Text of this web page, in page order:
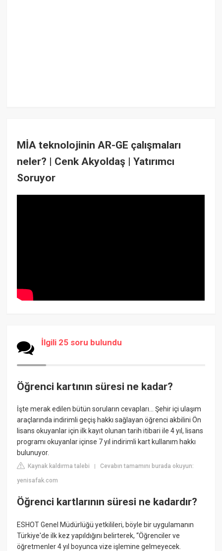
MİA teknolojinin AR-GE çalışmaları
neler? | Cenk Akyoldaş | Yatırımcı
Soruyor
İlgili 25 soru bulundu
Öğrenci kartının süresi ne kadar?
İşte merak edilen bütün soruların cevapları... Şehir içi ulaşım
araçlarında indirimli geçiş hakkı sağlayan öğrenci akbilini Ön
lisans okuyanlar için ilk kayıt olunan tarih itibari ile 4 yıl, lisans
programı okuyanlar içinse 7 yıl indirimli kart kullanım hakkı
bulunuyor.
Kaynak kaldırma talebi |Cevabın tamamını burada okuyun:
yenisafak.com
Öğrenci kartlarının süresi ne kadardır?
ESHOT Genel Müdürlüğü yetkilileri, böyle bir uygulamanın
Türkiye'de ilk kez yapıldığını belirterek, “Öğrenciler ve
öğretmenler 4 yıl boyunca vize işlemine gelmeyecek.